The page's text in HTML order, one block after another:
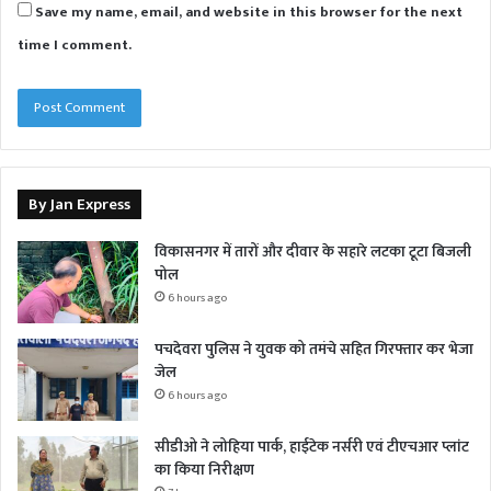
Save my name, email, and website in this browser for the next
time I comment.
By Jan Express
विकासनगर में तारों और दीवार के सहारे लटका टूटा बिजली
पोल
6 hours ago
पचदेवरा पुलिस ने युवक को तमंचे सहित गिरफ्तार कर भेजा
जेल
6 hours ago
सीडीओ ने लोहिया पार्क, हाईटेक नर्सरी एवं टीएचआर प्लांट
का किया निरीक्षण